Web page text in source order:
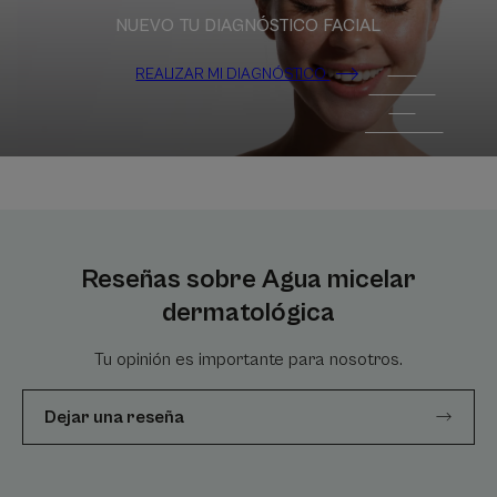
NUEVO TU DIAGNÓSTICO FACIAL
REALIZAR MI DIAGNÓSTICO
Reseñas sobre Agua micelar
dermatológica
Tu opinión es importante para nosotros.
Dejar una reseña